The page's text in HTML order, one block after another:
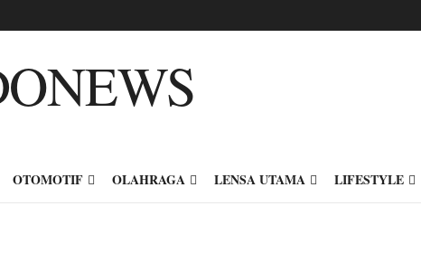
OTOMOTIF OLAHRAGA LENSA UTAMA LIFESTYLE